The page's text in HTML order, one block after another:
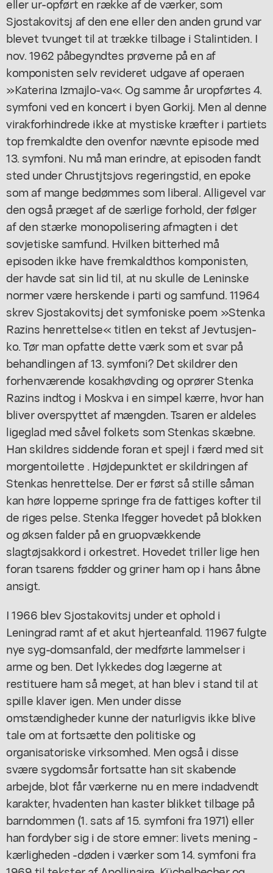
Sjostakovitsj af den ene eller den anden grund var
blevet tvunget til at trække tilbage i Stalintiden. I
nov. 1962 påbegyndtes prøverne på en af
komponisten selv revideret udgave af operaen
»Katerina Izmajlo-va«. Og samme år uropførtes 4.
symfoni ved en koncert i byen Gorkij. Men al denne
virakforhindrede ikke at mystiske kræfter i partiets
top fremkaldte den ovenfor nævnte episode med
13. symfoni. Nu må man erindre, at episoden fandt
sted under Chrustjtsjovs regeringstid, en epoke
som af mange bedømmes som liberal. Alligevel var
den også præget af de særlige forhold, der følger
af den stærke monopolisering afmagten i det
sovjetiske samfund. Hvilken bitterhed må
episoden ikke have fremkaldthos komponisten,
der havde sat sin lid til, at nu skulle de Leninske
normer være herskende i parti og samfund. 11964
skrev Sjostakovitsj det symfoniske poem »Stenka
Razins henrettelse« titlen en tekst af Jevtusjen-
ko. Tør man opfatte dette værk som et svar på
behandlingen af 13. symfoni? Det skildrer den
forhenværende kosakhøvding og oprører Stenka
Razins indtog i Moskva i en simpel kærre, hvor han
bliver overspyttet af mængden. Tsaren er aldeles
ligeglad med såvel folkets som Stenkas skæbne.
Han skildres siddende foran et spejl i færd med sit
morgentoilette . Højdepunktet er skildringen af
Stenkas henrettelse. Der er først så stille såman
kan høre lopperne springe fra de fattiges kofter til
de riges pelse. Stenka Ifegger hovedet på blokken
og øksen falder på en gruopvækkende
slagtøjsakkord i orkestret. Hovedet triller lige hen
foran tsarens fødder og griner ham op i hans åbne
ansigt.
I 1966 blev Sjostakovitsj under et ophold i
Leningrad ramt af et akut hjerteanfald. 11967 fulgte
nye syg-domsanfald, der medførte lammelser i
arme og ben. Det lykkedes dog lægerne at
restituere ham så meget, at han blev i stand til at
spille klaver igen. Men under disse
omstændigheder kunne der naturligvis ikke blive
tale om at fortsætte den politiske og
organisatoriske virksomhed. Men også i disse
svære sygdomsår fortsatte han sit skabende
arbejde, blot får værkerne nu en mere indadvendt
karakter, hvadenten han kaster blikket tilbage på
barndommen (1. sats af 15. symfoni fra 1971) eller
han fordyber sig i de store emner: livets mening -
kærligheden -døden i værker som 14. symfoni fra